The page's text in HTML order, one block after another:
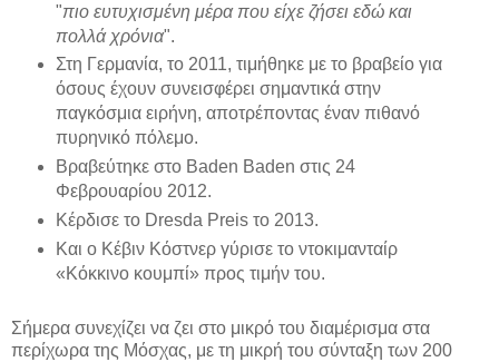
"πιο ευτυχισμένη μέρα που είχε ζήσει εδώ και
πολλά χρόνια".
Στη Γερμανία, το 2011, τιμήθηκε με το βραβείο για
όσους έχουν συνεισφέρει σημαντικά στην
παγκόσμια ειρήνη, αποτρέποντας έναν πιθανό
πυρηνικό πόλεμο.
Βραβεύτηκε στο Baden Baden στις 24
Φεβρουαρίου 2012.
Κέρδισε το Dresda Preis το 2013.
Και ο Κέβιν Κόστνερ γύρισε το ντοκιμανταίρ
«Κόκκινο κουμπί» προς τιμήν του.
Σήμερα συνεχίζει να ζει στο μικρό του διαμέρισμα στα
περίχωρα της Μόσχας, με τη μικρή του σύνταξη των 200